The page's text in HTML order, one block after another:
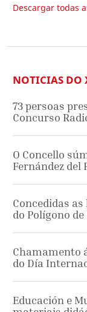
Descargar todas
NOTICIAS DO
73 persoas
Concurso
O Concello
Fernández del
Concedidas
do Polígono de
Chamamento
do Día
Educación e